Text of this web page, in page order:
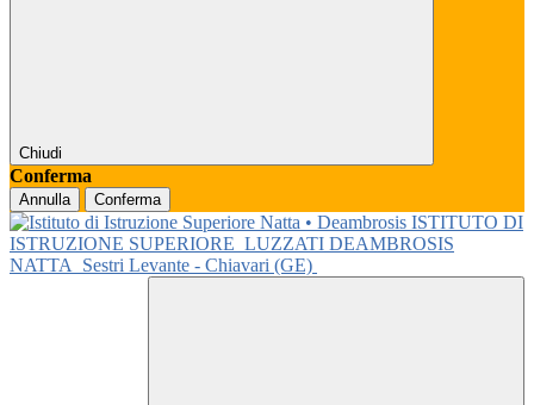
Chiudi
Conferma
Annulla Conferma
ISTITUTO DI
ISTRUZIONE SUPERIORE LUZZATI DEAMBROSIS
NATTA
Sestri Levante - Chiavari (GE)